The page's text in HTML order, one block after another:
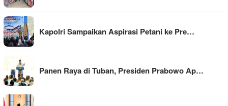
Kapolri Sampaikan Aspirasi Petani ke Pre…
Panen Raya di Tuban, Presiden Prabowo Ap…